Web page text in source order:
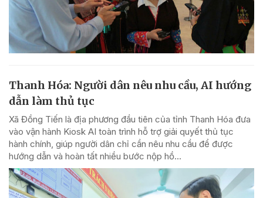
Thanh Hóa: Người dân nêu nhu cầu, AI hướng
dẫn làm thủ tục
Xã Đồng Tiến là địa phương đầu tiên của tỉnh Thanh Hóa đưa
vào vận hành Kiosk AI toàn trình hỗ trợ giải quyết thủ tục
hành chính, giúp người dân chỉ cần nêu nhu cầu để được
hướng dẫn và hoàn tất nhiều bước nộp hồ...